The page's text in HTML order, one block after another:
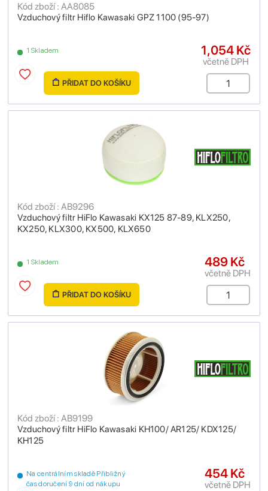
Vzduchový filtr Hiflo Kawasaki GPZ 1100 (95-97)
Kód zboží : AA8085
1 Skladem 1,054 Kč
včetně DPH
PŘIDAT DO KOŠÍKU
Vzduchový filtr HiFlo Kawasaki KX125 87-89, KLX250,
KX250, KLX300, KX500, KLX650
Kód zboží : AB9296
1 Skladem 489 Kč
včetně DPH
PŘIDAT DO KOŠÍKU
Vzduchový filtr HiFlo Kawasaki KH100/ AR125/ KDX125/
KH125
Kód zboží : AB9199
Na centrálním skladě Přibližný
čas doručení 9 dní od nákupu
454 Kč
včetně DPH